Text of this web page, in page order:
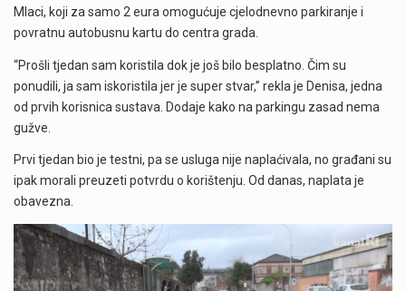
Mlaci, koji za samo 2 eura omogućuje cjelodnevno parkiranje i
povratnu autobusnu kartu do centra grada.
“Prošli tjedan sam koristila dok je još bilo besplatno. Čim su
ponudili, ja sam iskoristila jer je super stvar,” rekla je Denisa, jedna
od prvih korisnica sustava. Dodaje kako na parkingu zasad nema
gužve.
Prvi tjedan bio je testni, pa se usluga nije naplaćivala, no građani su
ipak morali preuzeti potvrdu o korištenju. Od danas, naplata je
obavezna.